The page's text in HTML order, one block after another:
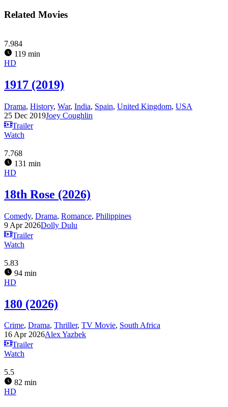
Related Movies
7.984
119 min
HD
1917 (2019)
Drama, History, War, India, Spain, United Kingdom, USA
25 Dec 2019Joey Coughlin
Trailer
Watch
7.768
131 min
HD
18th Rose (2026)
Comedy, Drama, Romance, Philippines
9 Apr 2026Dolly Dulu
Trailer
Watch
5.83
94 min
HD
180 (2026)
Crime, Drama, Thriller, TV Movie, South Africa
16 Apr 2026Alex Yazbek
Trailer
Watch
5.5
82 min
HD